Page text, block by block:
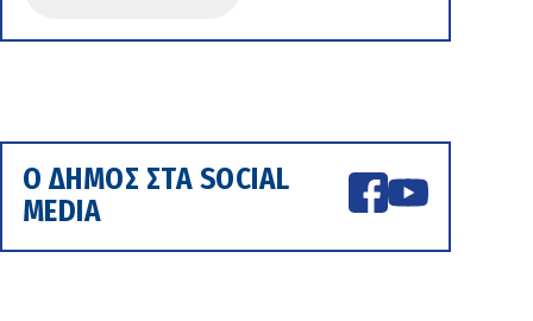
Ο ΔΗΜΟΣ ΣΤΑ SOCIAL
MEDIA